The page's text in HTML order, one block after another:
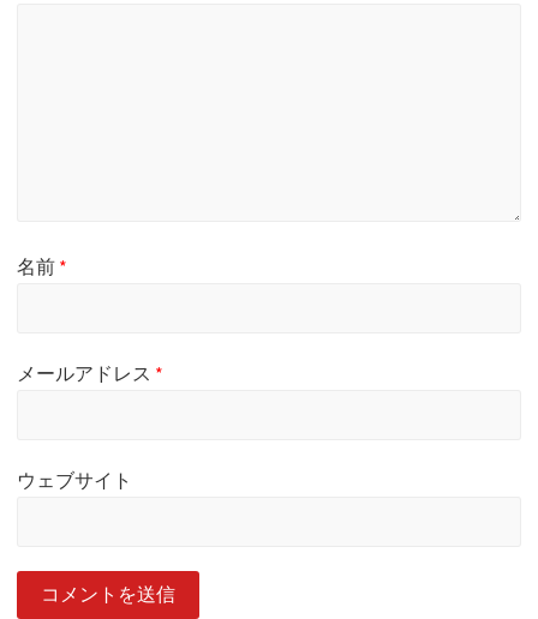
名前 *
メールアドレス *
ウェブサイト